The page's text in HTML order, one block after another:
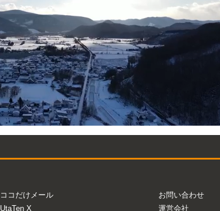
ココだけメール
UtaTen X
お問い合わせ
運営会社